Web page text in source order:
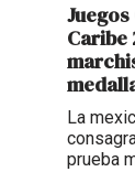
Caribe
La
prueba